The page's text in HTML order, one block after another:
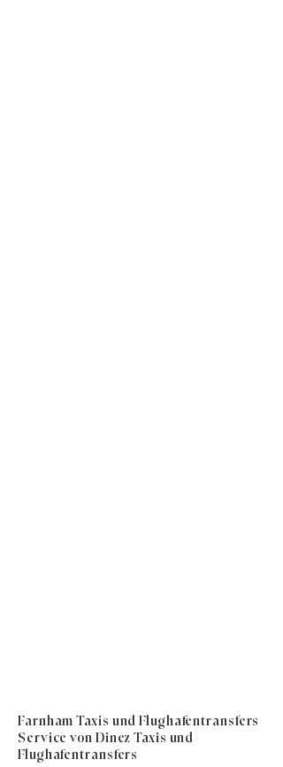
Farnham Taxis und Flughafentransfers
Service von Dinez Taxis und
Flughafentransfers